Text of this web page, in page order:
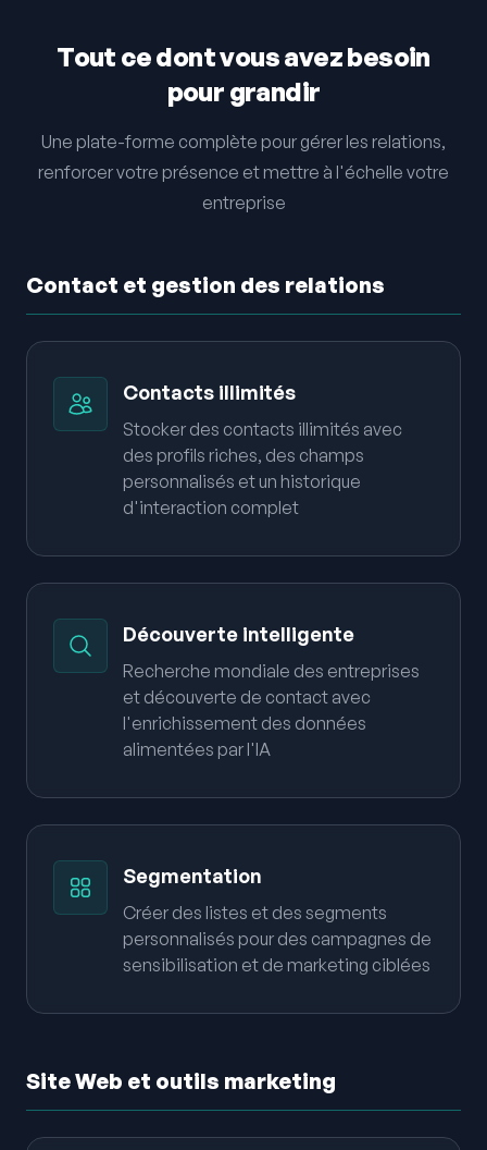
Tout ce dont vous avez besoin
pour grandir
Une plate-forme complète pour gérer les relations,
renforcer votre présence et mettre à l'échelle votre
entreprise
Contact et gestion des relations
Contacts illimités
Stocker des contacts illimités avec
des profils riches, des champs
personnalisés et un historique
d'interaction complet
Découverte intelligente
Recherche mondiale des entreprises
et découverte de contact avec
l'enrichissement des données
alimentées par l'IA
Segmentation
Créer des listes et des segments
personnalisés pour des campagnes de
sensibilisation et de marketing ciblées
Site Web et outils marketing